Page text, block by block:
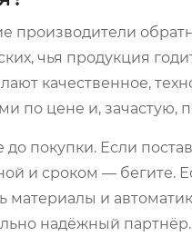
производители
чья продукция
качественное,
по цене и, зачастую,
покупки. Если
и сроком — бегите.
материалы и
надёжный партнёр.